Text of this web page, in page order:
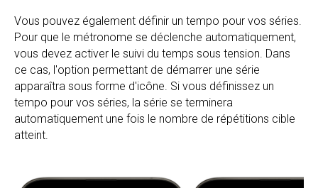
Vous pouvez également définir un tempo pour vos séries.
Pour que le métronome se déclenche automatiquement,
vous devez activer le suivi du temps sous tension. Dans
ce cas, l'option permettant de démarrer une série
apparaîtra sous forme d'icône. Si vous définissez un
tempo pour vos séries, la série se terminera
automatiquement une fois le nombre de répétitions cible
atteint.